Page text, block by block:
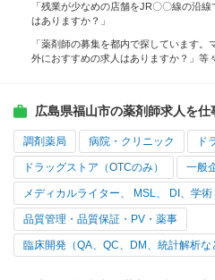
「残業が少なめの店舗をJR〇〇線の沿
はありますか？」
「薬剤師の募集を都内で探しています
外におすすめの求人はありますか？」等
広島県福山市の薬剤師求人を仕
調剤薬局 病院・クリニック ド
ドラッグストア（OTCのみ） 一般
メディカルライター、 MSL、 DI、学術
品質管理・品質保証・PV・薬事
臨床開発（QA、QC、DM、統計解析な